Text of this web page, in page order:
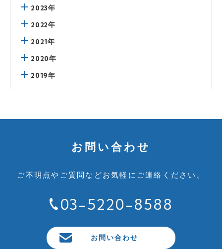
2023年
2022年
2021年
2020年
2019年
お問い合わせ
ご不明点やご質問などお気軽にご連絡ください。
03-5220-8588
お問い合わせ